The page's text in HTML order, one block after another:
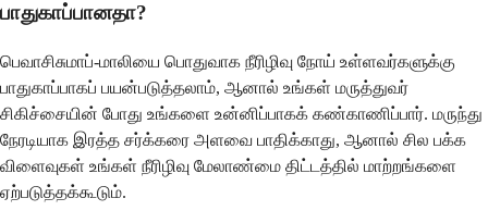
பாதுகாப்பானதா?
பெவாசிசுமாப்-மாலியை பொதுவாக நீரிழிவு நோய் உள்ளவர்களுக்கு
பாதுகாப்பாகப் பயன்படுத்தலாம், ஆனால் உங்கள் மருத்துவர்
சிகிச்சையின் போது உங்களை உன்னிப்பாகக் கண்காணிப்பார். மருந்து
நேரடியாக இரத்த சர்க்கரை அளவை பாதிக்காது, ஆனால் சில பக்க
விளைவுகள் உங்கள் நீரிழிவு மேலாண்மை திட்டத்தில் மாற்றங்களை
ஏற்படுத்தக்கூடும்.